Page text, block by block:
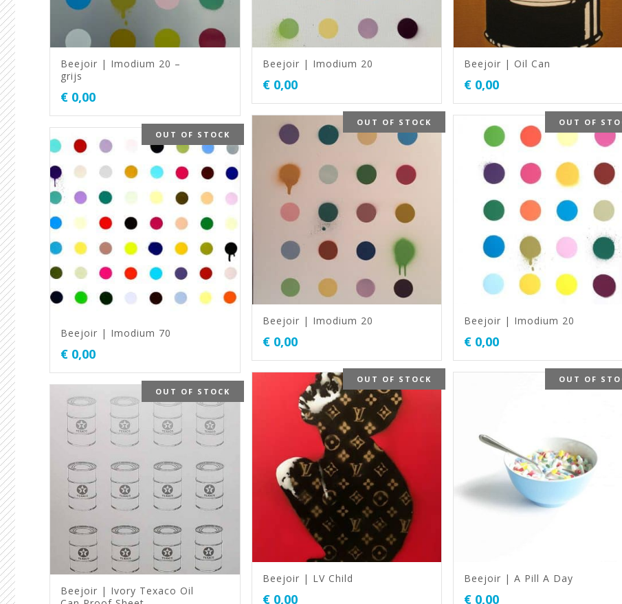
Beejoir | Imodium 20 –
grijs
€ 0,00
Beejoir | Imodium 20
€0,00
Beejoir | Oil Can
€ 0,00
OUT OF STOCK
Beejoir | Imodium 20
€0,00
OUT OF
Beejoir | Imodium 20
€ 0,00
OUT OF STOCK
Beejoir | Imodium 70
€ 0,00
OUT OF STOCK
Beejoir | LV Child
€0,00
OUT OF
Beejoir | A Pill A Day
€ 0,00
OUT OF STOCK
Beejoir | Ivory Texaco Oil